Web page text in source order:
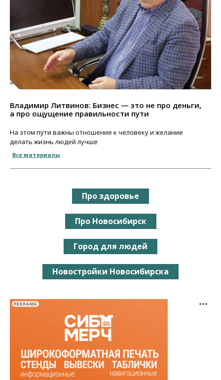
Владимир Литвинов: Бизнес — это не про деньги,
а про ощущение правильности пути
На этом пути важны отношение к человеку и желание
делать жизнь людей лучше
Все материалы
Про здоровье
Про Новосибирск
Город для людей
Новостройки Новосибирска
РЕКЛАМА